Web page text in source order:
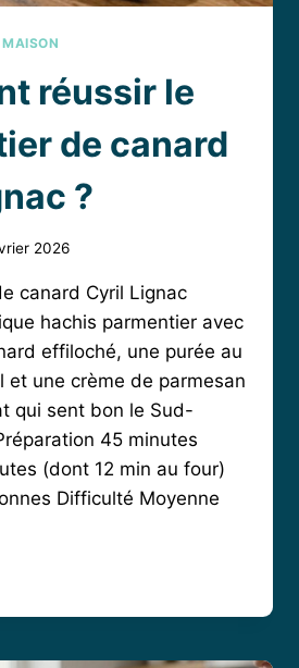
réussir le
de canard
?
2026
canard Cyril Lignac
hachis parmentier avec
effiloché, une purée au
et une crème de parmesan
qui sent bon le Sud-
45 minutes
(dont 12 min au four)
Difficulté Moyenne